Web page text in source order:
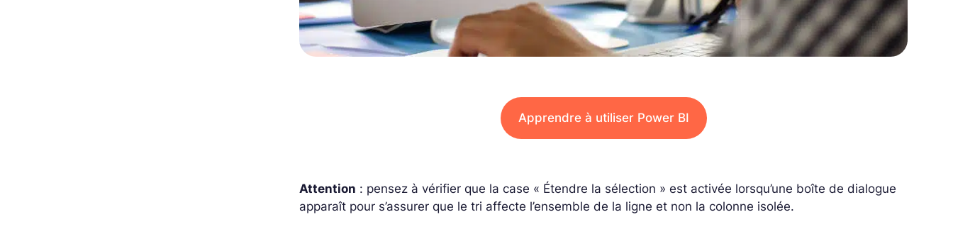
Apprendre à utiliser Power BI
Attention : pensez à vérifier que la case « Étendre la sélection » est activée lorsqu’une boîte de dialogue
apparaît pour s’assurer que le tri affecte l’ensemble de la ligne et non la colonne isolée.